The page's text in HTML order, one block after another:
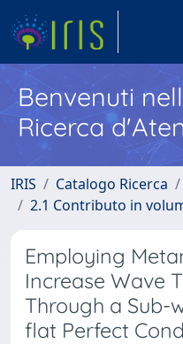
Benvenuti
Ricerca
IRIS Catalogo Ricerca
2.1 Contributo in
Employing
Increase Wave
Through a Sub-
flat Perfect